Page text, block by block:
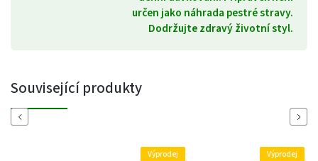
určen jako náhrada pestré stravy.
Dodržujte zdravý životní styl.
Související produkty
Previous
Výprodej Výprodej
Next